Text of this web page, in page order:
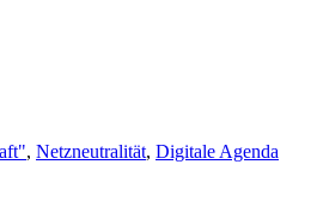
, Netzneutralität, Digitale Agenda